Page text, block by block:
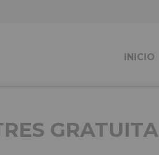
INICIO
GRATUITA